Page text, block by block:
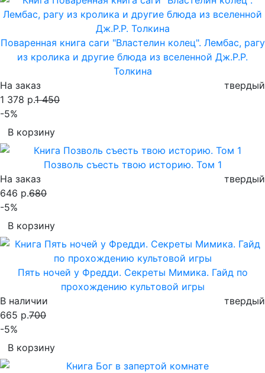
Поваренная книга саги "Властелин колец". Лембас, рагу
из кролика и другие блюда из вселенной Дж.Р.Р.
Толкина
На заказ
твердый
1 378 р.1 450
-5%
В корзину
Позволь съесть твою историю. Том 1
На заказ
твердый
646 р.680
-5%
В корзину
Пять ночей у Фредди. Секреты Мимика. Гайд по
прохождению культовой игры
В наличии
твердый
665 р.700
-5%
В корзину